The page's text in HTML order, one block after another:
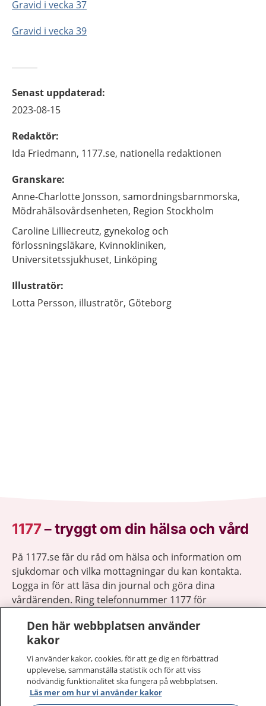
Gravid i vecka 37
Gravid i vecka 39
Senast uppdaterad:
2023-08-15
Redaktör:
Ida Friedmann, 1177.se, nationella redaktionen
Granskare:
Anne-Charlotte Jonsson, samordningsbarnmorska,
Mödrahälsovårdsenheten, Region Stockholm
Caroline Lilliecreutz, gynekolog och
förlossningsläkare, Kvinnokliniken,
Universitetssjukhuset, Linköping
Illustratör:
Lotta Persson, illustratör, Göteborg
1177–tryggt om din hälsa och vård
På 1177.se får du råd om hälsa och information om
sjukdomar och vilka mottagningar du kan kontakta.
Logga in för att läsa din journal och göra dina
vårdärenden. Ring telefonnummer 1177 för
1177 ger dig råd när du vill må bättre.
Visa
Den här webbplatsen använder
kakor
Vi använder kakor, cookies, för att ge dig en förbättrad
upplevelse, sammanställa statistik och för att viss
nödvändig funktionalitet ska fungera på webbplatsen.
Läs mer om hur vi använder kakor